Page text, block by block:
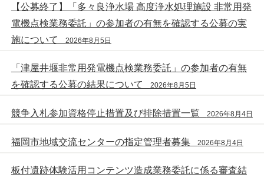
【公募終了】「多々良浄水場 高度浄水処理施設 非常用発
電機点検業務委託」の参加者の有無を確認する公募の実
施について
2026年8月5日
「津屋井堰非常用発電機点検業務委託」の参加者の有無
を確認する公募の結果について
2026年8月5日
競争入札参加資格停止措置及び排除措置一覧 2026年8月4日
福岡市地域交流センターの指定管理者募集 2026年8月4日
板付遺跡体験活用コンテンツ造成業務委託に係る審査結